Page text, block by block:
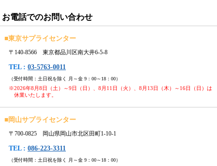
お電話でのお問い合わせ
■東京サプライセンター
〒140-8566 東京都品川区南大井6-5-8
TEL : 03-5763-0011
（受付時間：土日祝を除く 月～金 9：00～18：00）
※2026年8月8日（土）～9日（日）、8月11日（火）、8月13日（木）～16日（日）は
休業いたします。
■岡山サプライセンター
〒700-0825 岡山県岡山市北区田町1-10-1
TEL : 086-223-3311
（受付時間：土日祝を除く 月～金 9：00～18：00）